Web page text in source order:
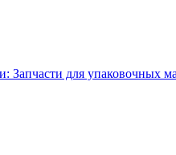
Запчасти для упаковочных